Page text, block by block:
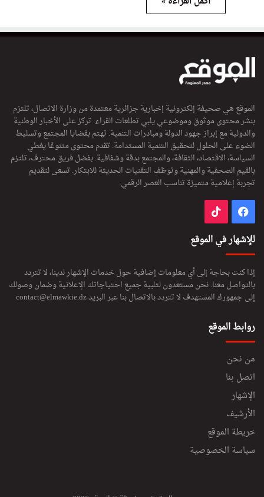
الموقع هي صحيفة إلكترونية إخبارية جزائرية معتمدة من وزارة الاتصال، تلتزم
بنشر محتوى موثوق وموضوعي يلبي تطلعات القراء. تركز على الأخبار الوطنية
والدولية مع إبراز جهود الدولة ومبادرات التنمية. تهتم بقضايا المجتمع وتسليط
الضوء على الحلول لتحقيق التنمية المستدامة. تقدم محتوى متنوعًا يغطي
السياسة، الاقتصاد، الثقافة، والمجتمع بدقة وشفافية. بفضل فريق محترف، تلتزم
بالقيم الصحفية والمهنية وتوظف التقنيات الحديثة للابتكار. تسعى لتقديم
تجربة إعلامية متميزة تناسب العصر الرقمي.
فيسبوك
للإشهار في الموقع
إذا كنت بحاجة إلى أي معلومات إضافية حول خدمات الإشهار لدينا، لا تتردد
بالتواصل معنا. نحن مستعدون لتلبية جميع احتياجاتك الإعلانية وضمان وصولك
إلى جمهورك المستهدف لا تتردد بالاتصال بنا عبر البريدcontact@elmawkie.dz
روابط الموقع
من نحن
اتصل بنا
الإشهار
الأرشيف
خريطة الموقع
سياسة الخصوصية